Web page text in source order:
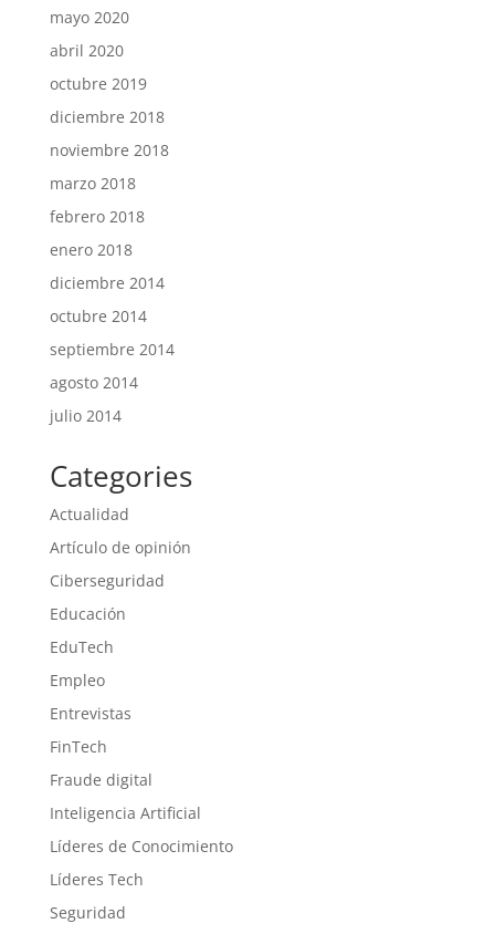
mayo 2020
abril 2020
octubre 2019
diciembre 2018
noviembre 2018
marzo 2018
febrero 2018
enero 2018
diciembre 2014
octubre 2014
septiembre 2014
agosto 2014
julio 2014
Categories
Actualidad
Artículo de opinión
Ciberseguridad
Educación
EduTech
Empleo
Entrevistas
FinTech
Fraude digital
Inteligencia Artificial
Líderes de Conocimiento
Líderes Tech
Seguridad